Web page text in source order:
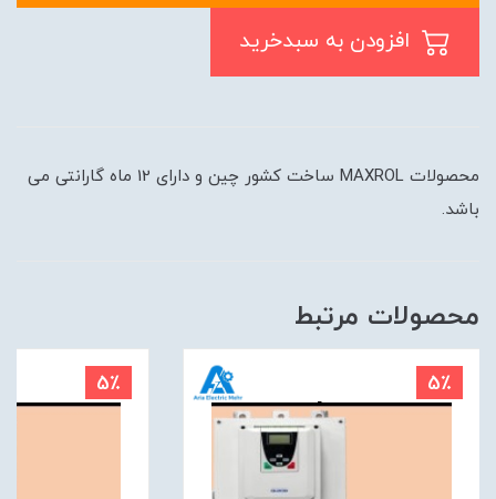
محصولات MAXROL ساخت کشور چین و دارای 12 ماه گارانتی می
باشد.
محصولات مرتبط
5٪ 5٪